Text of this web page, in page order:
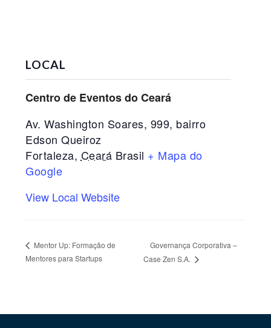
LOCAL
Centro de Eventos do Ceará
Av. Washington Soares, 999, bairro
Edson Queiroz
Fortaleza, Ceará Brasil + Mapa do
Google
View Local Website
Mentor Up: Formação de
Mentores para Startups
Governança Corporativa –
Case Zen S.A.